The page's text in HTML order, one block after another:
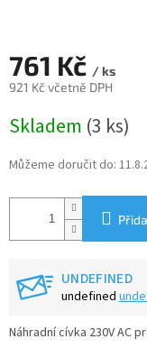
761 Kč / ks
921 Kč včetně DPH
cena:
Skladem (3 ks)
Můžeme doručit do:
UNDEFINED
undefined
Náhradní cívka 230V AC